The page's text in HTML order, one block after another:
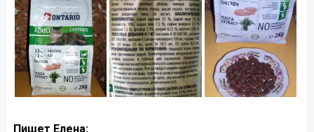
Пишет Елена: